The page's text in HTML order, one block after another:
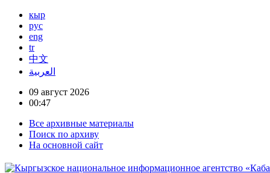
кыр
рус
eng
tr
中文
العربية
09 август 2026
00:47
Все архивные материалы
Поиск по архиву
На основной сайт